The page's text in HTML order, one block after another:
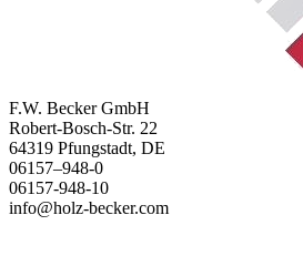
F.W. Becker GmbH
Robert-Bosch-Str. 22
64319 Pfungstadt, DE
06157–948-0
06157-948-10
info@holz-becker.com